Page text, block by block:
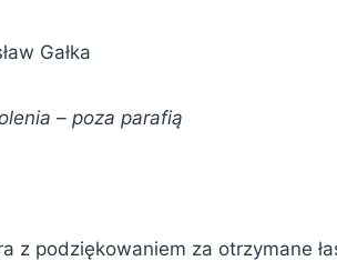
Gałka
– poza parafią
z podziękowaniem za otrzymane